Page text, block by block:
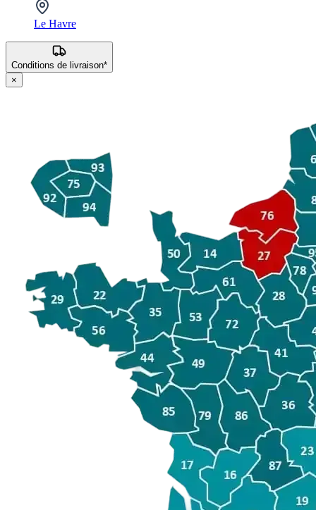
Le Havre
Conditions de livraison*
×